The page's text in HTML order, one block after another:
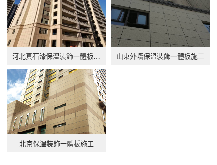
河北真石漆保溫裝飾一體板施工 山東外墻保溫裝飾一體板施工
北京保溫裝飾一體板施工